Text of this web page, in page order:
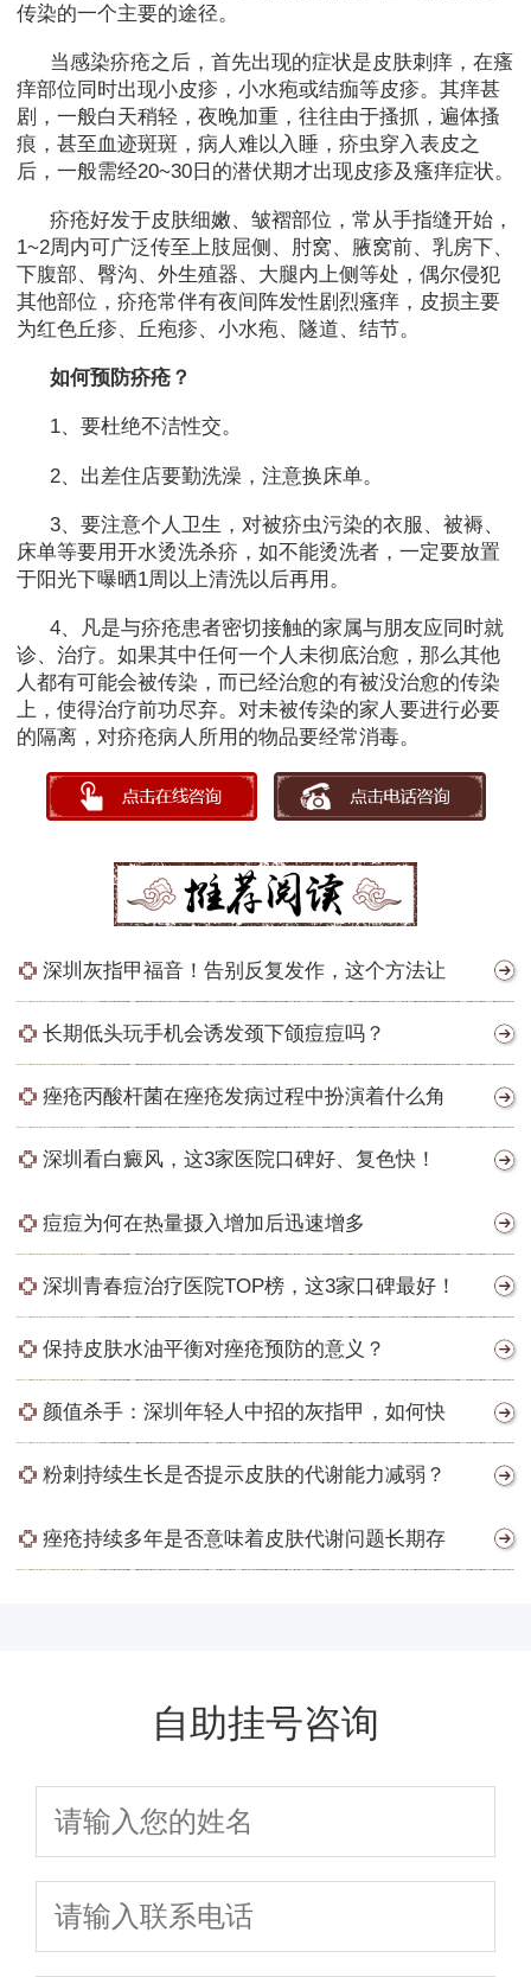
传染的一个主要的途径。
当感染疥疮之后，首先出现的症状是皮肤刺痒，在瘙
痒部位同时出现小皮疹，小水疱或结痂等皮疹。其痒甚
剧，一般白天稍轻，夜晚加重，往往由于搔抓，遍体搔
痕，甚至血迹斑斑，病人难以入睡，疥虫穿入表皮之
后，一般需经20~30日的潜伏期才出现皮疹及瘙痒症状。
疥疮好发于皮肤细嫩、皱褶部位，常从手指缝开始，
1~2周内可广泛传至上肢屈侧、肘窝、腋窝前、乳房下、
下腹部、臀沟、外生殖器、大腿内上侧等处，偶尔侵犯
其他部位，疥疮常伴有夜间阵发性剧烈瘙痒，皮损主要
为红色丘疹、丘疱疹、小水疱、隧道、结节。
如何预防疥疮？
1、要杜绝不洁性交。
2、出差住店要勤洗澡，注意换床单。
3、要注意个人卫生，对被疥虫污染的衣服、被褥、
床单等要用开水烫洗杀疥，如不能烫洗者，一定要放置
于阳光下曝晒1周以上清洗以后再用。
4、凡是与疥疮患者密切接触的家属与朋友应同时就
诊、治疗。如果其中任何一个人未彻底治愈，那么其他
人都有可能会被传染，而已经治愈的有被没治愈的传染
上，使得治疗前功尽弃。对未被传染的家人要进行必要
的隔离，对疥疮病人所用的物品要经常消毒。
深圳灰指甲福音！告别反复发作，这个方法让
长期低头玩手机会诱发颈下颌痘痘吗？
痤疮丙酸杆菌在痤疮发病过程中扮演着什么角
深圳看白癜风，这3家医院口碑好、复色快！
痘痘为何在热量摄入增加后迅速增多
深圳青春痘治疗医院TOP榜，这3家口碑最好！
保持皮肤水油平衡对痤疮预防的意义？
颜值杀手：深圳年轻人中招的灰指甲，如何快
粉刺持续生长是否提示皮肤的代谢能力减弱？
痤疮持续多年是否意味着皮肤代谢问题长期存
自助挂号咨询